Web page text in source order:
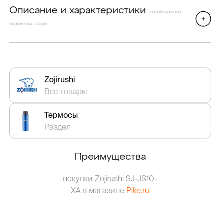
Описание и характеристики / особенности и
параметры товара
Zojirushi
Все товары
Термосы
Раздел
Преимущества
покупки Zojirushi SJ-JS10-
XA в магазине Pike.ru